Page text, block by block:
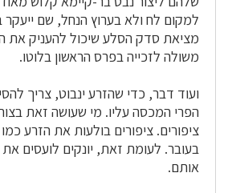
למקום לח ולא בערוץ הנחל, שם ייעקר
מציאת סדק הסלע שיכול להעניק את
משולה לזכייה בפרס הראשון בלוטו.
ועוד דבר, כדי שהזרע ינבוט, צריך
הפרי המכסה עליו. מי שעושה זאת
ציפורים. ציפורים בולעות את הזרע כמו
בעובר. לעומת זאת, יונקים לועסים את
אותם.